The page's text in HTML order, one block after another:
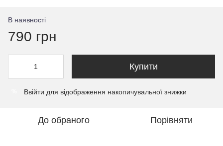
В наявності
790 грн
Купити
Ввійти для відображення накопичувальної знижки
До обраного Порівняти